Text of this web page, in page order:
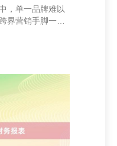
，单一品牌难以
界营销手脚一种
品牌之间的共通
，不仅或者赞助
。举例，饮料品
，既能眩惑畅通
形象。 收效的跨
的经营。率先，